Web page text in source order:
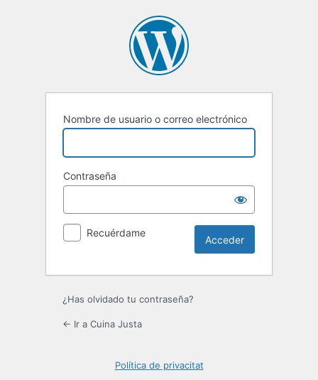
Nombre de usuario o correo electrónico
Contraseña
Recuérdame
¿Has olvidado tu contraseña?
← Ir a Cuina Justa
Política de privacitat